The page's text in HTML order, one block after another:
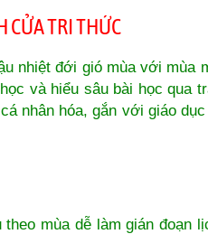
CỬA TRI THỨC
nhiệt đới gió mùa với mùa
và hiểu sâu bài học qua
nhân hóa, gắn với giáo
mùa dễ làm gián đoạn